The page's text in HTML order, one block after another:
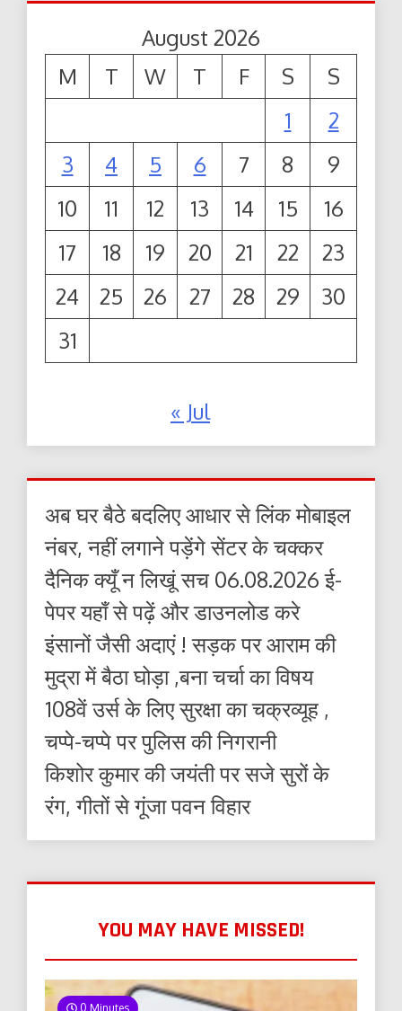
August 2026
M
T W T F S
S
1
2
3
4 5 6 7 8
9
10
11 12 13 14 15
16
17
18 19 20 21 22
23
24
25 26 27 28 29
30
31
« Jul
अब घर बैठे बदलिए आधार से लिंक मोबाइल
नंबर, नहीं लगाने पड़ेंगे सेंटर के चक्कर
दैनिक क्यूँ न लिखूं सच 06.08.2026 ई-
पेपर यहाँ से पढ़ें और डाउनलोड करे
इंसानों जैसी अदाएं ! सड़क पर आराम की
मुद्रा में बैठा घोड़ा ,बना चर्चा का विषय
108वें उर्स के लिए सुरक्षा का चक्रव्यूह ,
चप्पे-चप्पे पर पुलिस की निगरानी
किशोर कुमार की जयंती पर सजे सुरों के
रंग, गीतों से गूंजा पवन विहार
YOU MAY HAVE MISSED!
0 Minutes